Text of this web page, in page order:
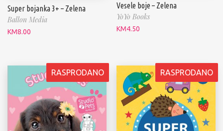
Super bojanka 3+ – Zelena
Ballon Media
KM8.00
Vesele boje – Zelena
YoYo Books
KM4.50
RASPRODANO RASPRODANO